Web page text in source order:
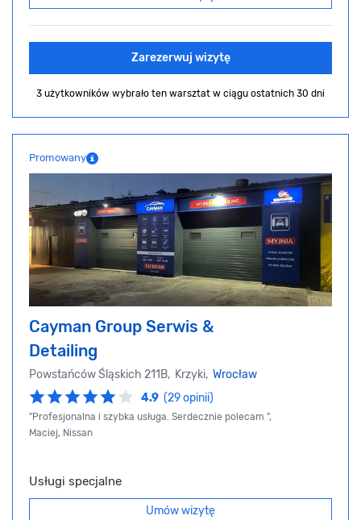
Zarezerwuj wizytę
3 użytkowników wybrało ten warsztat w ciągu ostatnich 30 dni
Promowany
Cayman Group Serwis &
Detailing
Powstańców Śląskich 211B, Krzyki, Wrocław
4.9 (29 opinii)
"Profesjonalna i szybka usługa. Serdecznie polecam ",
Maciej, Nissan
Usługi specjalne
Umów wizytę